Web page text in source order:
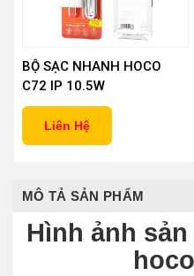
BỘ SẠC NHANH HOCO
C72 IP 10.5W
Liên Hệ
MÔ TẢ SẢN PHẨM
Hình ảnh